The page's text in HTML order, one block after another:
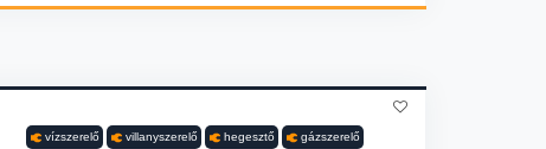
vízszerelő villanyszerelő hegesztő gázszerelő